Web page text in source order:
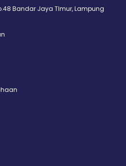
Bandar Jaya TImur, Lampung